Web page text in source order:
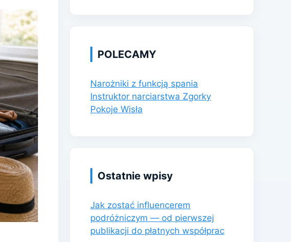
POLECAMY
Narożniki z funkcją spania
Instruktor narciarstwa Zgorky
Pokoje Wisła
Ostatnie wpisy
Jak zostać influencerem
podróżniczym — od pierwszej
publikacji do płatnych współprac